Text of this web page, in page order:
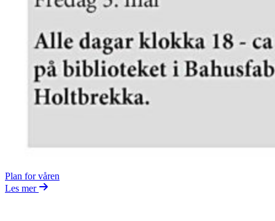
Plan for våren
Les mer